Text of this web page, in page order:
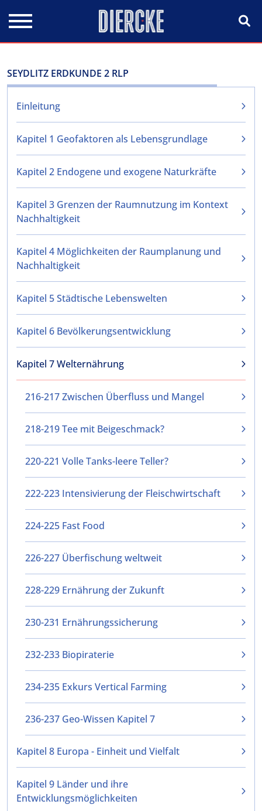
SEYDLITZ ERDKUNDE 2 RLP
Einleitung
Kapitel 1 Geofaktoren als Lebensgrundlage
Kapitel 2 Endogene und exogene Naturkräfte
Kapitel 3 Grenzen der Raumnutzung im Kontext
Nachhaltigkeit
Kapitel 4 Möglichkeiten der Raumplanung und
Nachhaltigkeit
Kapitel 5 Städtische Lebenswelten
Kapitel 6 Bevölkerungsentwicklung
Kapitel 7 Welternährung
216-217 Zwischen Überfluss und Mangel
218-219 Tee mit Beigeschmack?
220-221 Volle Tanks-leere Teller?
222-223 Intensivierung der Fleischwirtschaft
224-225 Fast Food
226-227 Überfischung weltweit
228-229 Ernährung der Zukunft
230-231 Ernährungssicherung
232-233 Biopiraterie
234-235 Exkurs Vertical Farming
236-237 Geo-Wissen Kapitel 7
Kapitel 8 Europa - Einheit und Vielfalt
Kapitel 9 Länder und ihre
Entwicklungsmöglichkeiten